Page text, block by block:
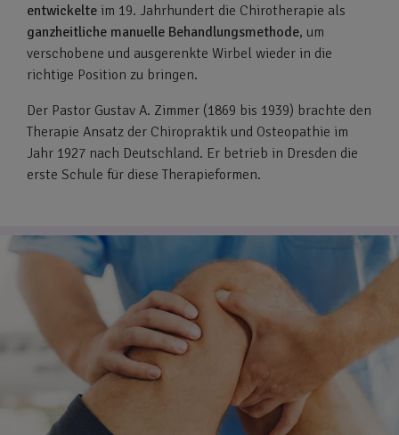
entwickelte im 19. Jahrhundert die Chirotherapie als
ganzheitliche manuelle Behandlungsmethode, um
verschobene und ausgerenkte Wirbel wieder in die
richtige Position zu bringen.
Der Pastor Gustav A. Zimmer (1869 bis 1939) brachte den
Therapie Ansatz der Chiropraktik und Osteopathie im
Jahr 1927 nach Deutschland. Er betrieb in Dresden die
erste Schule für diese Therapieformen.